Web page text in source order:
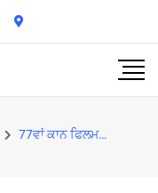
77ਵਾਂ ਕਾਨ ਫਿਲਮ ਫੈਸਟੀਵਲ : ਸਰਬੋਤਮ ਅਦਾਕਾਰਾ ਦੇ ਖ਼ਿਤਾਬ ਲਈ ਭਾਰਤੀ ਅਭਿਨੇਤਰੀ ਅਨੁਸੂਈਆ ਸੇਨਗੁਪਤਾ ਦੇ ਨਾਂ ਦਾ ਹੋਇਆ ਐ